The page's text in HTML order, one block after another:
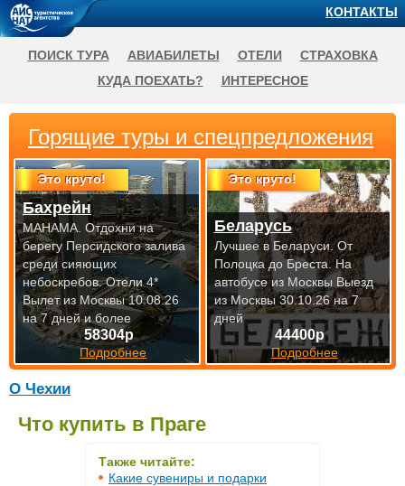
О Чехии
Что купить в Праге
Также читайте:
Какие сувениры и подарки
Горящие туры и спецпредложения
Это круто!
58304р
Подробнее
Бахрейн
МАНАМА. Отдохни на
берегу Персидского залива
среди сияющих
небоскребов. Отели 4*
Вылет из Москвы 10.08.26
на 7 дней и более
Это круто!
44400р
Подробнее
Беларусь
Лучшее в Беларуси. От
Полоцка до Бреста. На
автобусе из Москвы Выезд
из Москвы 30.10.26 на 7
дней
КОНТАКТЫ
ПОИСК ТУРА АВИАБИЛЕТЫ ОТЕЛИ
СТРАХОВКА
КУДА ПОЕХАТЬ?
ИНТЕРЕСНОЕ